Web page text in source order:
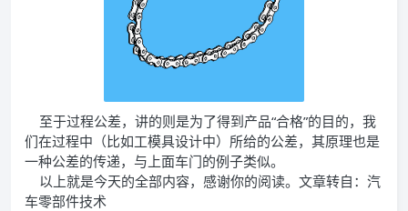
至于过程公差，讲的则是为了得到产品“合格”的目的，我
们在过程中（比如工模具设计中）所给的公差，其原理也是
一种公差的传递，与上面车门的例子类似。
以上就是今天的全部内容，感谢你的阅读。文章转自：汽
车零部件技术